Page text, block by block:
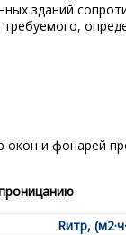
зданий
и фонарей
Rитр, (м2